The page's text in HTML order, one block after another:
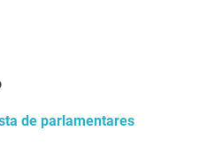
de parlamentares